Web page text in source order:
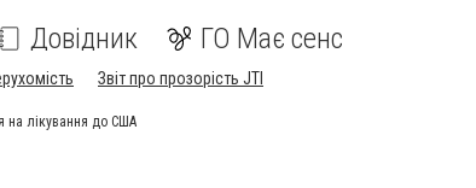
Довідник ГО Має сенс
Звіт про прозорість JTI
на лікування до США